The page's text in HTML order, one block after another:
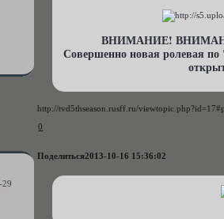
ВНИМАНИЕ!
Совершенно новая ролевая
http://tvd5thseason.rusff.ru/
0
Поделиться2013-10-16 15:36:02
29